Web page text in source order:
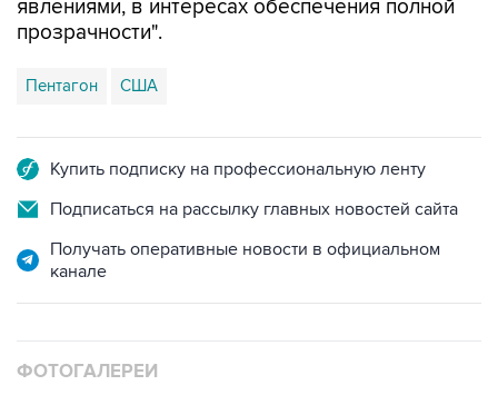
Пентагон США
Подписаться на рассылку главных новостей сайта
Получать оперативные новости в официальном